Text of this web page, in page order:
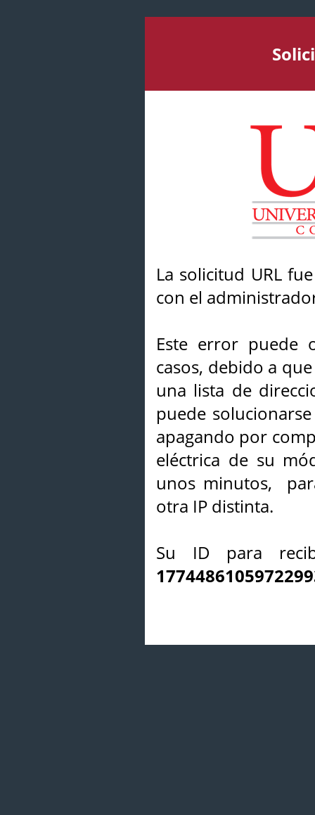
La solicitud URL
con el
Este error puede
casos, debido a
una lista de
puede
apagando por
eléctrica de su
unos minutos,
otra IP distinta.
Su ID para